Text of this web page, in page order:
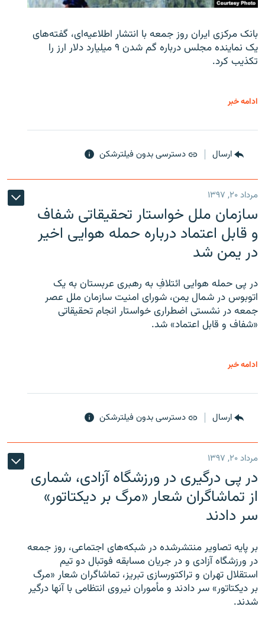
بانک مرکزی ایران روز جمعه با انتشار اطلاعیه‌ای، گفته‌های
یک نماینده مجلس درباره گم شدن ۹ میلیارد دلار ارز را
تکذیب کرد.
ادامه خبر
ارسال دسترسی بدون فیلترشکن
مرداد ۲۰, ۱۳۹۷
سازمان ملل خواستار تحقیقاتی شفاف
و قابل اعتماد درباره حمله هوایی اخیر
در یمن شد
در پی حمله هوایی ائتلافِ به رهبری عربستان به یک
اتوبوس در شمال یمن، شورای امنیت سازمان ملل عصر
جمعه در نشستی اضطراری خواستار انجام تحقیقاتی
«شفاف و قابل اعتماد» شد.
ادامه خبر
ارسال دسترسی بدون فیلترشکن
مرداد ۲۰, ۱۳۹۷
در پی درگیری در ورزشگاه آزادی، شماری
از تماشاگران شعار «مرگ بر دیکتاتور»
سر دادند
بر پایه تصاویر منتشرشده در شبکه‌های اجتماعی، روز جمعه
در ورزشگاه آزادی و در جریان مسابقه فوتبال دو تیم
استقلال تهران و تراکتورسازی تبریز، تماشاگران شعار «مرگ
بر دیکتاتور» سر دادند و مأموران نیروی انتظامی با آنها درگیر
شدند.